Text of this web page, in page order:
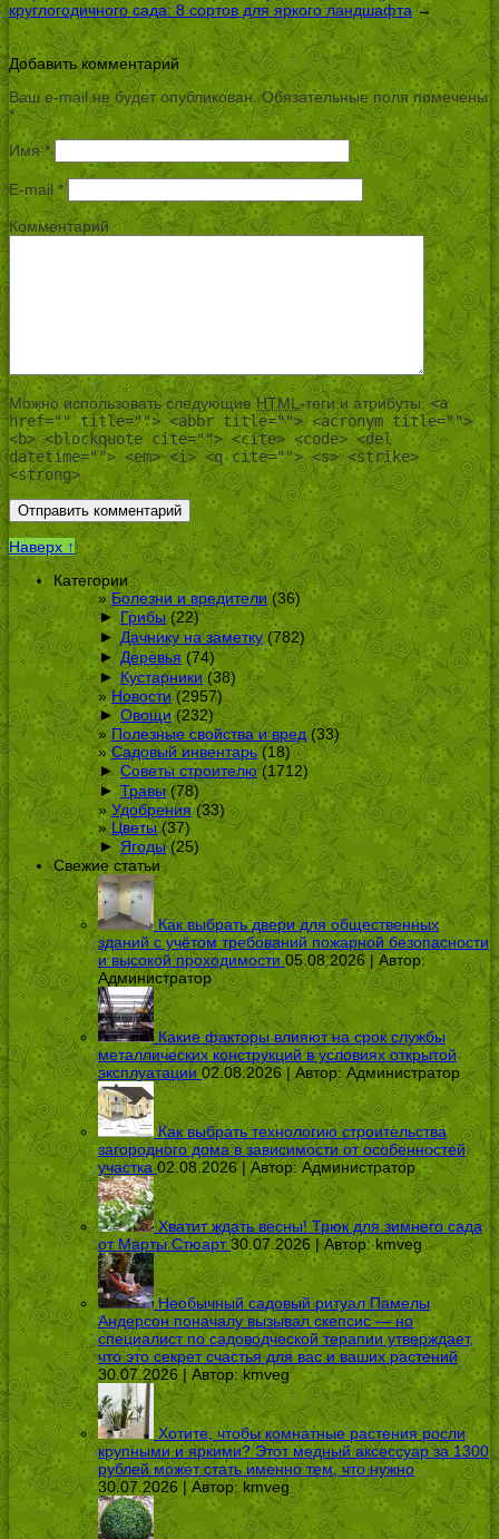
круглогодичного сада: 8 сортов для яркого ландшафта→
Добавить комментарий
Ваш e-mail не будет опубликован. Обязательные поля помечены
*
Имя*
E-mail *
Комментарий
Можно использовать следующиеHTML-теги и атрибуты:<a
href="" title=""> <abbr title=""> <acronym title="">
<b> <blockquote cite=""> <cite> <code> <del
datetime=""> <em> <i> <q cite=""> <s> <strike>
<strong>
Наверх ↑
Категории
Болезни и вредители(36)
► Грибы(22)
► Дачнику на заметку (782)
► Деревья (74)
► Кустарники (38)
Новости(2957)
► Овощи(232)
Полезные свойства и вред(33)
Садовый инвентарь(18)
► Советы строителю(1712)
► Травы(78)
Удобрения(33)
Цветы(37)
► Ягоды(25)
Свежие статьи
Как выбрать двери для общественных
зданий с учётом требований пожарной безопасности
и высокой проходимости 05.08.2026 | Автор:
Администратор
Какие факторы влияют на срок службы
металлических конструкций в условиях открытой
эксплуатации 02.08.2026 | Автор: Администратор
Как выбрать технологию строительства
загородного дома в зависимости от особенностей
участка 02.08.2026 | Автор:Администратор
Хватит ждать весны! Трюк для зимнего сада
от Марты Стюарт 30.07.2026 | Автор:kmveg
Необычный садовый ритуал Памелы
Андерсон поначалу вызывал скепсис — но
специалист по садоводческой терапии утверждает,
что это секрет счастья для вас и ваших растений
30.07.2026 | Автор:kmveg
Хотите, чтобы комнатные растения росли
крупными и яркими? Этот медный аксессуар за 1300
рублей может стать именно тем, что нужно
30.07.2026 | Автор:kmveg